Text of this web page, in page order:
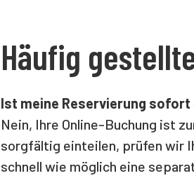
Häufig
Ist meine Reservierung sofort
Nein, Ihre Online-Buchung ist
sorgfältig einteilen, prüfen wir
schnell wie möglich eine